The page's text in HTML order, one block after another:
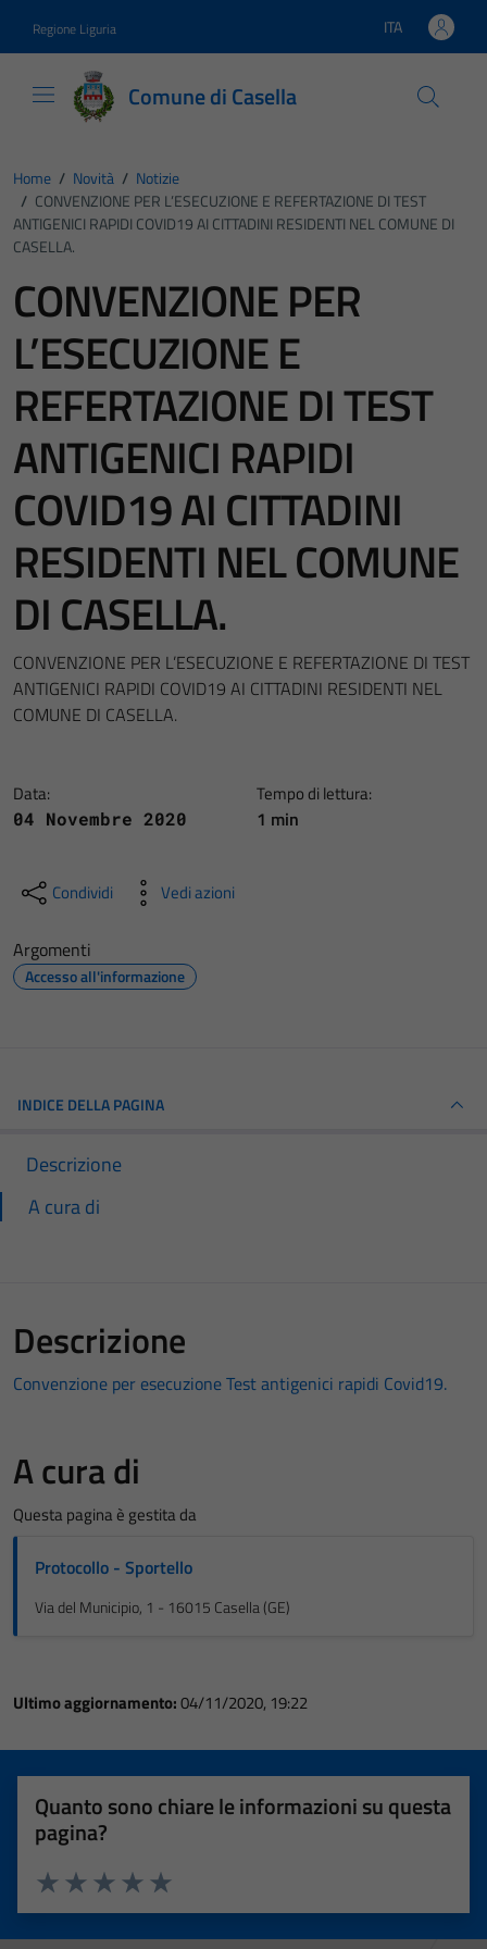
Regione Liguria Lingua attiva:
ITA
Comune di Casella
Home / Novità / Notizie
/ CONVENZIONE PER L’ESECUZIONE E REFERTAZIONE DI TEST
ANTIGENICI RAPIDI COVID19 AI CITTADINI RESIDENTI NEL COMUNE DI
CASELLA.
CONVENZIONE PER
L’ESECUZIONE E
REFERTAZIONE DI TEST
ANTIGENICI RAPIDI
COVID19 AI CITTADINI
RESIDENTI NEL COMUNE
DI CASELLA.
CONVENZIONE PER L’ESECUZIONE E REFERTAZIONE DI TEST
ANTIGENICI RAPIDI COVID19 AI CITTADINI RESIDENTI NEL
COMUNE DI CASELLA.
Data:
04 Novembre 2020
Tempo di lettura:
1 min
Condividi Vedi azioni
Argomenti
Accesso all'informazione
INDICE DELLA PAGINA
Descrizione
A cura di
Descrizione
Convenzione per esecuzione Test antigenici rapidi Covid19.
A cura di
Questa pagina è gestita da
Protocollo - Sportello
Via del Municipio, 1 - 16015 Casella (GE)
Ultimo aggiornamento:04/11/2020, 19:22
Quanto sono chiare le informazioni su questa
pagina?
Valuta 5 stelle su 5
Valuta 4 stelle su 5
Valuta 3 stelle su 5
Valuta 2 stelle su 5
Valuta 1 stelle su 5